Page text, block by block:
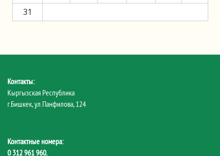
31
Контакты:
Кыргызская Республика
г.Бишкек, ул.Панфилова, 124
Контактные номера:
0 312 961 960,